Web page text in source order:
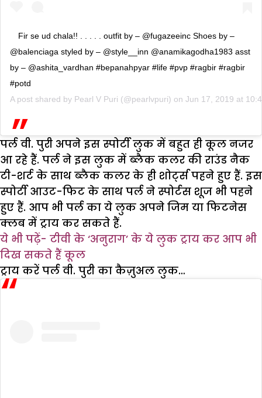
Fir se ud chala!! . . . . . outfit by – @fugazeeinc Shoes by –
@balenciaga styled by – @style__inn @anamikagodha1983 asst
by – @ashita_vardhan #bepanahpyar #life #pvp #ragbir #ragbir
#potd
A post shared by Pearl V Puri (@pearlvpuri) on Jun 17, 2019 at
पर्ल वी. पुरी अपने इस स्पोर्टी लुक में बहुत ही कूल नजर
आ रहे हैं. पर्ल ने इस लुक में ब्लैक कलर की राउंड नैक
टी-शर्ट के साथ ब्लैक कलर के ही शोर्ट्स पहने हुए हैं. इस
स्पोर्टी आउट-फिट के साथ पर्ल ने स्पोर्टस शूज भी पहने
हुए हैं. आप भी पर्ल का ये लुक अपने जिम या फिटनेस
क्लब में ट्राय कर सकते हैं.
ये भी पढ़ें- टीवी के ‘अनुराग’ के ये लुक ट्राय कर आप भी
दिख सकते हैं कूल
ट्राय करें पर्ल वी. पुरी का कैज़ुअल लुक…